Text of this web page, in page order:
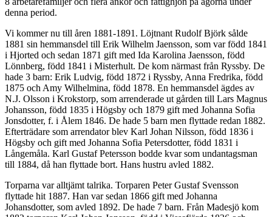
denna period.
Vi kommer nu till åren 1881-1891. Löjtnant Rudolf Björk sålde
1881 sin hemmansdel till Erik Wilhelm Jaensson, som var född 1841
i Hjorted och sedan 1871 gift med Ida Karolina Jaensson, född
Lönnberg, född 1841 i Misterhult. De kom närmast från Ryssby. De
hade 3 barn: Erik Ludvig, född 1872 i Ryssby, Anna Fredrika, född
1875 och Amy Wilhelmina, född 1878. En hemmansdel ägdes av
N.J. Olsson i Krokstorp, som arrenderade ut gården till Lars Magnus
Johansson, född 1835 i Högsby och 1879 gift med Johanna Sofia
Jonsdotter, f. i Ålem 1846. De hade 5 barn men flyttade redan 1882.
Efterträdare som arrendator blev Karl Johan Nilsson, född 1836 i
Högsby och gift med Johanna Sofia Petersdotter, född 1831 i
Långemåla. Karl Gustaf Petersson bodde kvar som undantagsman
till 1884, då han flyttade bort. Hans hustru avled 1882.
Torparna var alltjämt talrika. Torparen Peter Gustaf Svensson
flyttade hit 1887. Han var sedan 1866 gift med Johanna
Johansdotter, som avled 1892. De hade 7 barn. Från Madesjö kom